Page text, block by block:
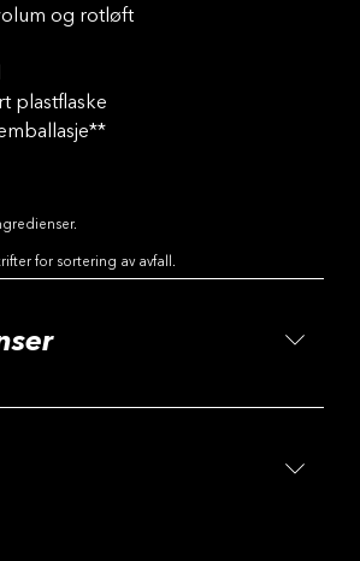
og rotløft
plastflaske
for sortering av avfall.